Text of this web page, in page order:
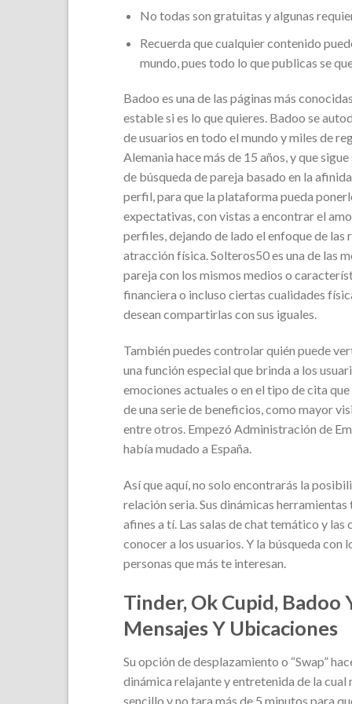
No todas son gratuitas y algunas
Recuerda que cualquier contenido
mundo, pues todo lo que publicas se
Badoo es una de las páginas más
estable si es lo que quieres. Badoo se
de usuarios en todo el mundo y miles de
Alemania hace más de 15 años, y que
de búsqueda de pareja basado en la
perfil, para que la plataforma pueda
expectativas, con vistas a encontrar el
perfiles, dejando de lado el enfoque de
atracción física. Solteros50 es una de las
pareja con los mismos medios o
financiera o incluso ciertas cualidades
desean compartirlas con sus iguales.
También puedes controlar quién puede
una función especial que brinda a los
emociones actuales o en el tipo de cita
de una serie de beneficios, como mayor
entre otros. Empezó Administración de
había mudado a España.
Así que aquí, no solo encontrarás la
relación seria. Sus dinámicas
afines a tí. Las salas de chat temático y
conocer a los usuarios. Y la búsqueda
personas que más te interesan.
Tinder, Ok Cupid, Badoo
Mensajes Y Ubicaciones
Su opción de desplazamiento o “Swap”
dinámica relajante y entretenida de la
sencillo y no tara más de 5 minutos para